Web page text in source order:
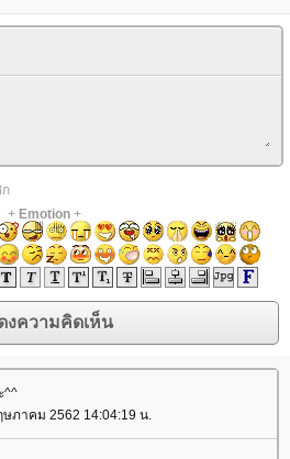
ก
+ Emotion+
^^
ษภาคม 2562 14:04:19 น.